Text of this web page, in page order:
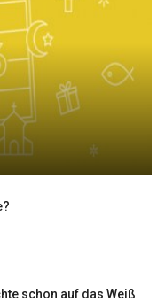
schon auf das Weiß